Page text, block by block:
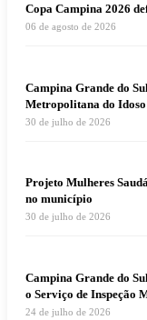
Copa Campina 2026
06 de agosto de 2026
Campina Grande do
Metropolitana do Idoso
30 de julho de 2026
Projeto Mulheres
no município
30 de julho de 2026
Campina Grande do
o Serviço de Inspeção
24 de julho de 2026